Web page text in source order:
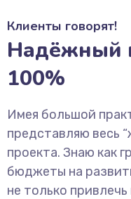
Клиенты говорят!
Надёжный
100%
Имея большой
представляю весь
проекта. Знаю как
бюджеты на
не только